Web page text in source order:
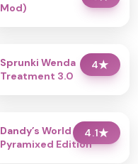
Mod)
4★
Sprunki Wenda
Treatment 3.0
4.1★
Dandy’s World
Pyramixed Edition